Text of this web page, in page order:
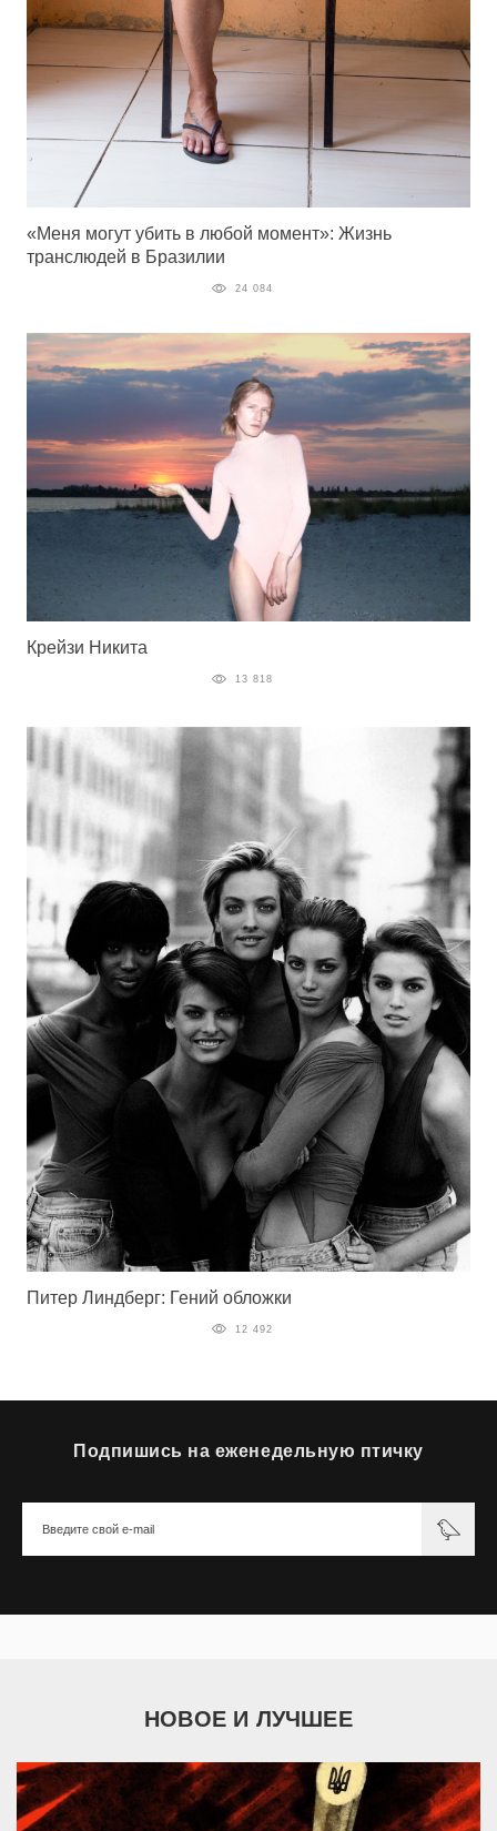
«Меня могут убить в любой момент»: Жизнь
транслюдей в Бразилии
24 084
Крейзи Никита
13 818
Питер Линдберг: Гений обложки
12 492
Подпишись на еженедельную птичку
НОВОЕ И ЛУЧШЕЕ